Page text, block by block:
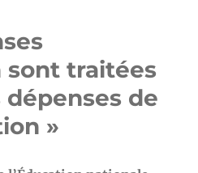
sont traitées
de
»